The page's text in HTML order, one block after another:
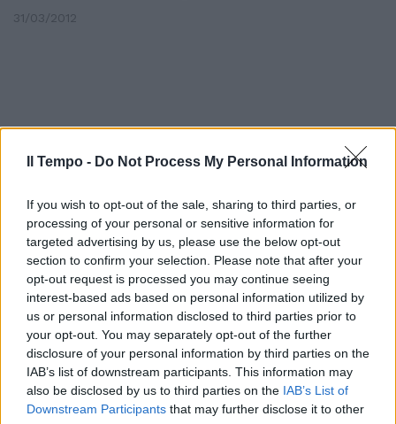
Il Tempo - Do Not Process My Personal Information
If you wish to opt-out of the sale, sharing to third parties, or
processing of your personal or sensitive information for
targeted advertising by us, please use the below opt-out
section to confirm your selection. Please note that after your
opt-out request is processed you may continue seeing
interest-based ads based on personal information utilized by
us or personal information disclosed to third parties prior to
your opt-out. You may separately opt-out of the further
disclosure of your personal information by third parties on the
IAB’s list of downstream participants. This information may
also be disclosed by us to third parties on the IAB’s List of
Downstream Participants that may further disclose it to other
31/03/2012
Amato lancia le «maggioranze
variabili». Per giustificare che al
Senato servono i voti della Cdl
05/03/2007